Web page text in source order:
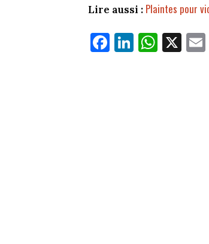
Lire aussi : Plaintes pour
Fa
ce
Li
nk
W
ha
X